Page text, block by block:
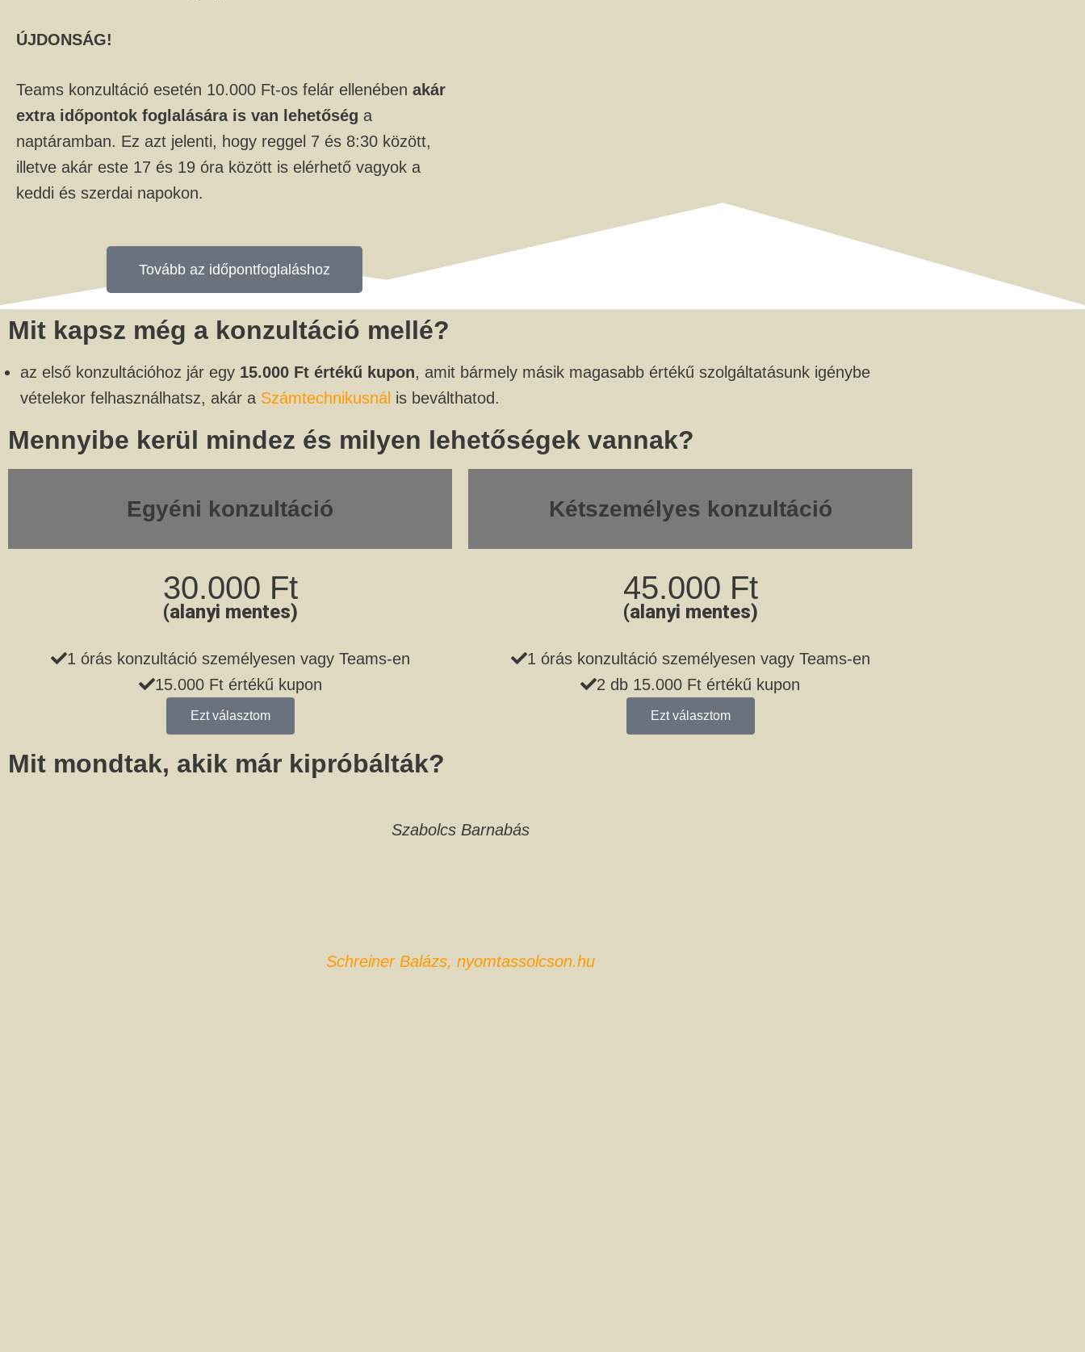
ÚJDONSÁG!
Teams konzultáció esetén 10.000 Ft-os felár ellenében akár
extra időpontok foglalására is van lehetőség a
naptáramban. Ez azt jelenti, hogy reggel 7 és 8:30 között,
illetve akár este 17 és 19 óra között is elérhető vagyok a
keddi és szerdai napokon.
Tovább az időpontfoglaláshoz
Mit kapsz még a konzultáció mellé?
az első konzultációhoz jár egy 15.000 Ft értékű kupon, amit bármely másik magasabb értékű szolgáltatásunk igénybe
vételekor felhasználhatsz, akár a Számtechnikusnál is beválthatod.
Mennyibe kerül mindez és milyen lehetőségek vannak?
Egyéni konzultáció
30.000 Ft
(alanyi mentes)
1 órás konzultáció személyesen vagy Teams-en
15.000 Ft értékű kupon
Ezt választom
Kétszemélyes konzultáció
45.000 Ft
(alanyi mentes)
1 órás konzultáció személyesen vagy Teams-en
2 db 15.000 Ft értékű kupon
Ezt választom
Mit mondtak, akik már kipróbálták?
Szabolcs Barnabás
Schreiner Balázs, nyomtassolcson.hu